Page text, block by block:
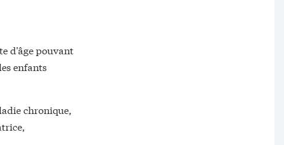
d'âge pouvant
enfants
chronique,